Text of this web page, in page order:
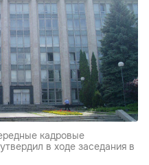
кадровые
в ходе заседания в